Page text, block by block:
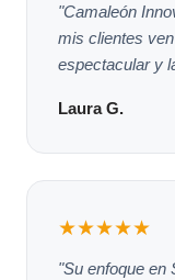
"Camaleón
mis clientes
espectacular y
Laura G.
★★★★★
"Su enfoque en